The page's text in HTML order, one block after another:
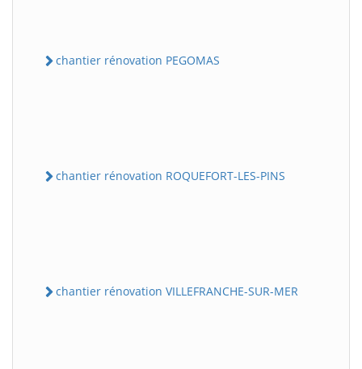
chantier rénovation PEGOMAS
chantier rénovation ROQUEFORT-LES-PINS
chantier rénovation VILLEFRANCHE-SUR-MER